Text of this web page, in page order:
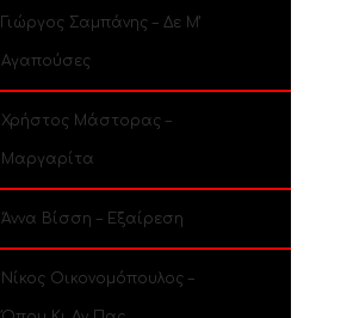
Γιώργος Σαμπάνης – Δε Μ’
Αγαπούσες
Χρήστος Μάστορας –
Μαργαρίτα
Άννα Βίσση – Εξαίρεση
Νίκος Οικονομόπουλος –